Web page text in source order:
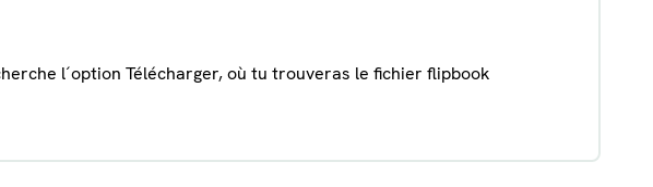
l´option Télécharger, où tu trouveras le fichier flipbook